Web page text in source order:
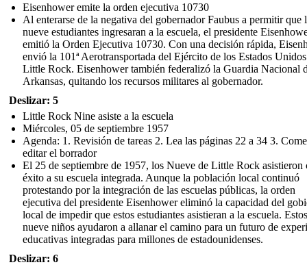
Eisenhower emite la orden ejecutiva 10730
Al enterarse de la negativa del gobernador Faubus a permitir que
nueve estudiantes ingresaran a la escuela, el presidente
emitió la Orden Ejecutiva 10730. Con una decisión rápida,
envió la 101ª Aerotransportada del Ejército de los Estados
Little Rock. Eisenhower también federalizó la Guardia Nacional
Arkansas, quitando los recursos militares al gobernador.
Deslizar: 5
Little Rock Nine asiste a la escuela
Miércoles, 05 de septiembre 1957
Agenda: 1. Revisión de tareas 2. Lea las páginas 22 a 34 3.
editar el borrador
El 25 de septiembre de 1957, los Nueve de Little Rock asistieron
éxito a su escuela integrada. Aunque la población local continuó
protestando por la integración de las escuelas públicas, la orden
ejecutiva del presidente Eisenhower eliminó la capacidad del
local de impedir que estos estudiantes asistieran a la escuela. Estos
nueve niños ayudaron a allanar el camino para un futuro de
educativas integradas para millones de estadounidenses.
Deslizar: 6